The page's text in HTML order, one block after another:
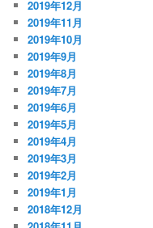
2019年12月
2019年11月
2019年10月
2019年9月
2019年8月
2019年7月
2019年6月
2019年5月
2019年4月
2019年3月
2019年2月
2019年1月
2018年12月